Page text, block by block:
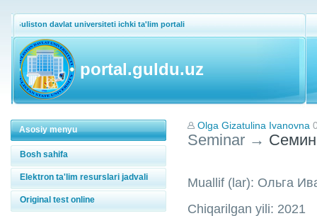
Guliston davlat universiteti ichki ta'lim portali
portal.guldu.uz
Asosiy menyu
Bosh sahifa
Elektron ta'lim resurslari jadvali
Original test online
Olga Gizatulina Ivanovna
Seminar →
Muallif (lar): Ольга
Chiqarilgan yili: 2021